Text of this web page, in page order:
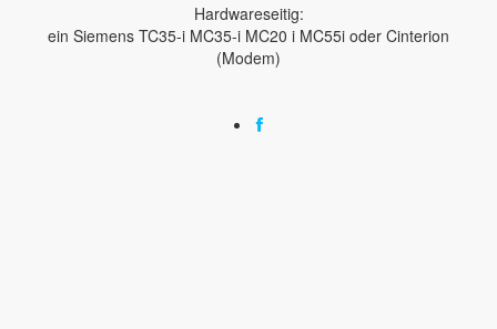
Hardwareseitig:
ein Siemens TC35-i MC35-i MC20 i MC55i oder Cinterion
(Modem)